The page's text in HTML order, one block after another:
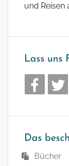
und Reisen
Lass uns
Das
Bücher